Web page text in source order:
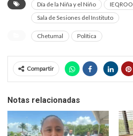
Día de la Niña y el Niño IEQROO
Sala de Sesiones del Instituto
Chetumal Política
Compartir
Notas relacionadas